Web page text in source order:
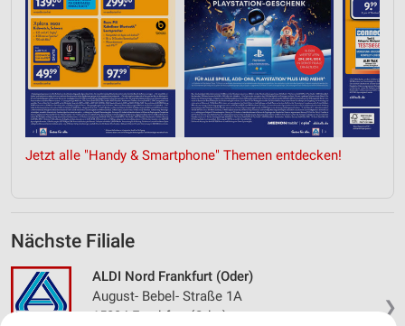
Jetzt alle "Handy & Smartphone" Themen entdecken!
Nächste Filiale
❯
ALDI Nord Frankfurt (Oder)
August- Bebel- Straße 1A
15234 Frankfurt (Oder)